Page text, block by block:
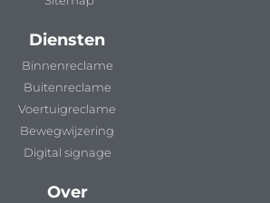
Diensten
Binnenreclame
Buitenreclame
Voertuigreclame
Bewegwijzering
Digital signage
Over